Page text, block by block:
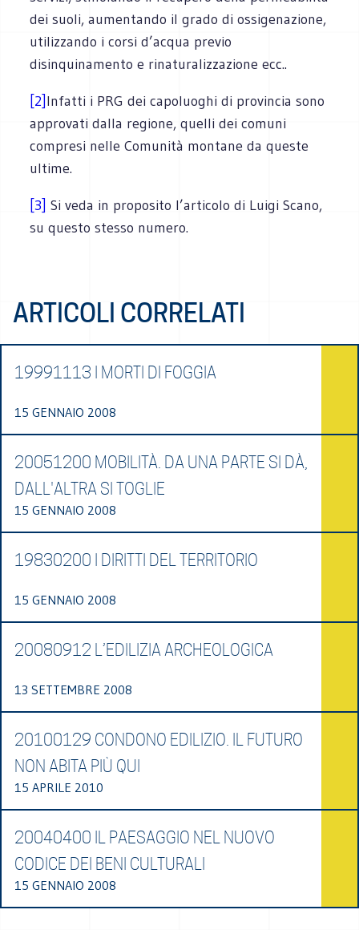
dei suoli, aumentando il grado di ossigenazione,
utilizzando i corsi d’acqua previo
disinquinamento e rinaturalizzazione ecc..
[2]Infatti i PRG dei capoluoghi di provincia sono
approvati dalla regione, quelli dei comuni
compresi nelle Comunità montane da queste
ultime.
[3] Si veda in proposito l’articolo di Luigi Scano,
su questo stesso numero.
ARTICOLI CORRELATI
19991113 I MORTI DI FOGGIA
15 GENNAIO 2008
20051200 MOBILITÀ. DA UNA PARTE SI DÀ,
DALL'ALTRA SI TOGLIE
15 GENNAIO 2008
19830200 I DIRITTI DEL TERRITORIO
15 GENNAIO 2008
20080912 L’EDILIZIA ARCHEOLOGICA
13 SETTEMBRE 2008
20100129 CONDONO EDILIZIO. IL FUTURO
NON ABITA PIÙ QUI
15 APRILE 2010
20040400 IL PAESAGGIO NEL NUOVO
CODICE DEI BENI CULTURALI
15 GENNAIO 2008